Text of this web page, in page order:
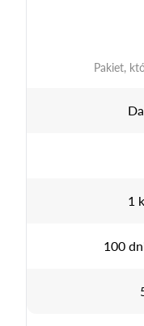
Pakiet,
1
100